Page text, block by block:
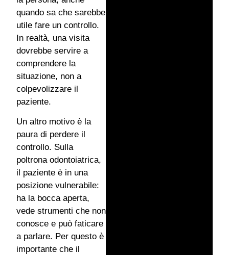
quando sa che sarebbe
utile fare un controllo.
In realtà, una visita
dovrebbe servire a
comprendere la
situazione, non a
colpevolizzare il
paziente.
Un altro motivo è la
paura di perdere il
controllo. Sulla
poltrona odontoiatrica,
il paziente è in una
posizione vulnerabile:
ha la bocca aperta,
vede strumenti che non
conosce e può faticare
a parlare. Per questo è
importante che il